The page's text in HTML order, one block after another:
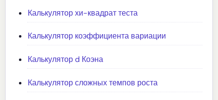
Калькулятор хи-квадрат теста
Калькулятор коэффициента вариации
Калькулятор d Коэна
Калькулятор сложных темпов роста